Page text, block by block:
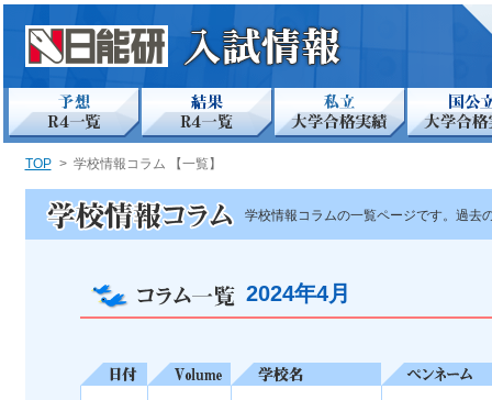
TOP > 学校情報コラム 【一覧】
学校情報コラムの一覧ページです。過去
2024年4月